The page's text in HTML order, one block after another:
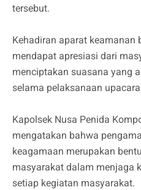
tersebut.
Kehadiran aparat keamanan
mendapat apresiasi dari
menciptakan suasana yang
selama pelaksanaan
Kapolsek Nusa Penida
mengatakan bahwa
keagamaan merupakan
masyarakat dalam menjaga
setiap kegiatan masyarakat.